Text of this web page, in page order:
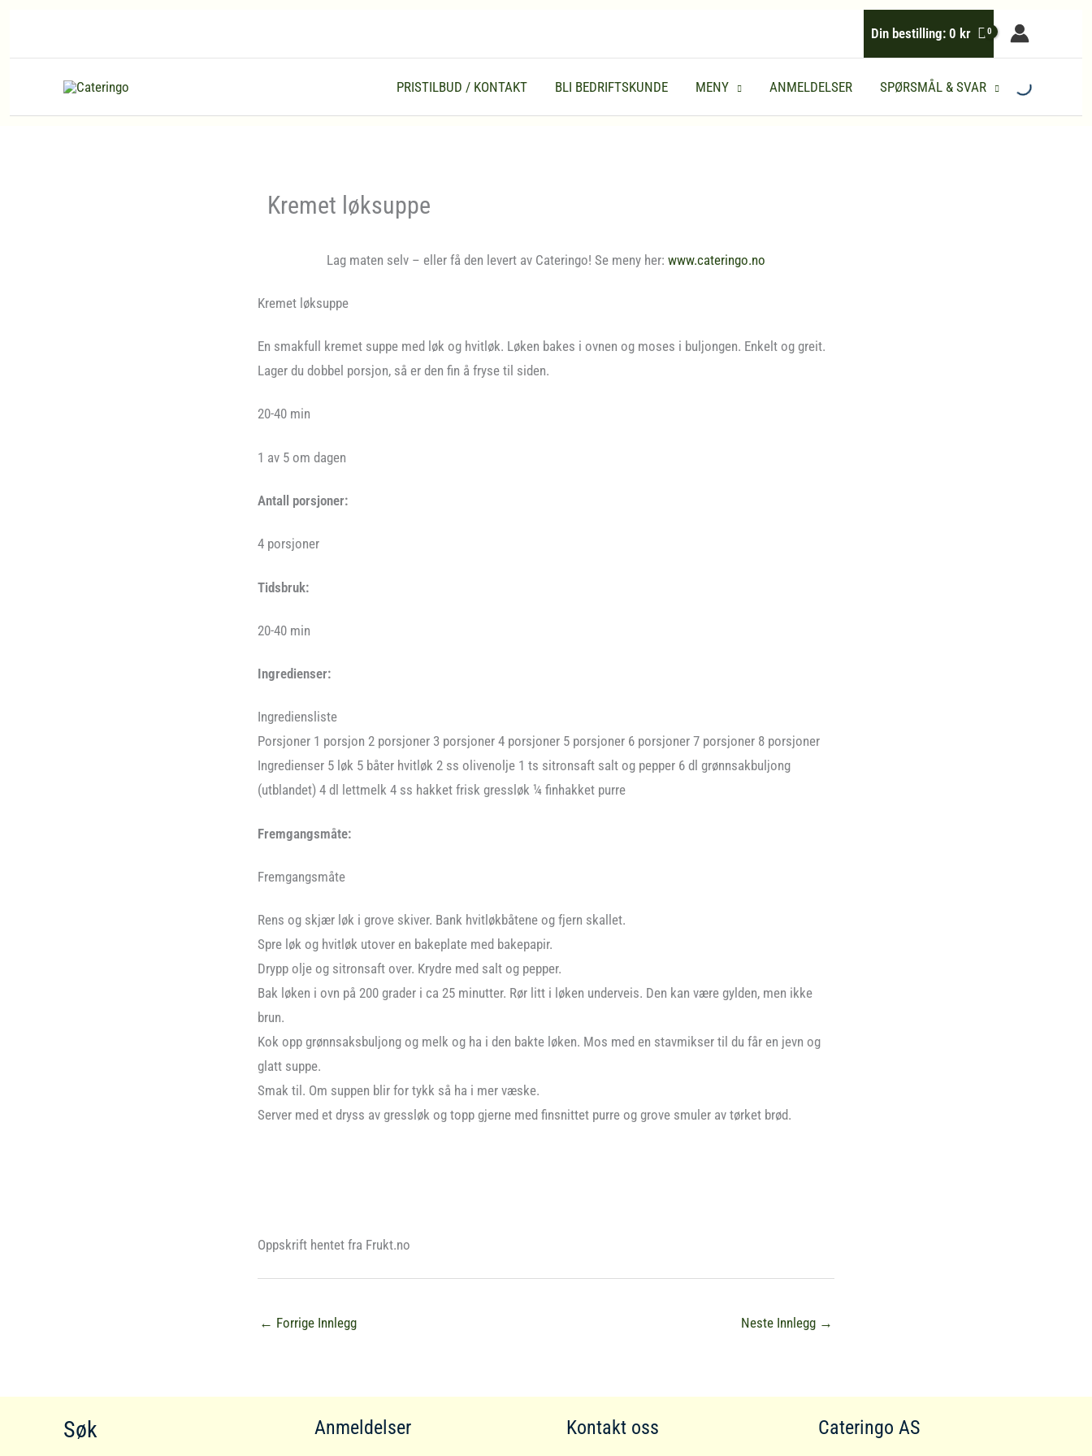
Din bestilling: 0 kr
PRISTILBUD / KONTAKT BLI BEDRIFTSKUNDE MENY ANMELDELSER SPØRSMÅL & SVAR
Kremet løksuppe
Lag maten selv – eller få den levert av Cateringo! Se meny her: www.cateringo.no
Kremet løksuppe
En smakfull kremet suppe med løk og hvitløk. Løken bakes i ovnen og moses i buljongen. Enkelt og greit.
Lager du dobbel porsjon, så er den fin å fryse til siden.
20-40 min
1 av 5 om dagen
Antall porsjoner:
4 porsjoner
Tidsbruk:
20-40 min
Ingredienser:
Ingrediensliste
Porsjoner 1 porsjon 2 porsjoner 3 porsjoner 4 porsjoner 5 porsjoner 6 porsjoner 7 porsjoner 8 porsjoner
Ingredienser 5 løk 5 båter hvitløk 2 ss olivenolje 1 ts sitronsaft salt og pepper 6 dl grønnsakbuljong
(utblandet) 4 dl lettmelk 4 ss hakket frisk gressløk ¼ finhakket purre
Fremgangsmåte:
Fremgangsmåte
Rens og skjær løk i grove skiver. Bank hvitløkbåtene og fjern skallet.
Spre løk og hvitløk utover en bakeplate med bakepapir.
Drypp olje og sitronsaft over. Krydre med salt og pepper.
Bak løken i ovn på 200 grader i ca 25 minutter. Rør litt i løken underveis. Den kan være gylden, men ikke
brun.
Kok opp grønnsaksbuljong og melk og ha i den bakte løken. Mos med en stavmikser til du får en jevn og
glatt suppe.
Smak til. Om suppen blir for tykk så ha i mer væske.
Server med et dryss av gressløk og topp gjerne med finsnittet purre og grove smuler av tørket brød.
Oppskrift hentet fra Frukt.no
← Forrige Innlegg Neste Innlegg →
Søk Anmeldelser Kontakt oss Cateringo AS